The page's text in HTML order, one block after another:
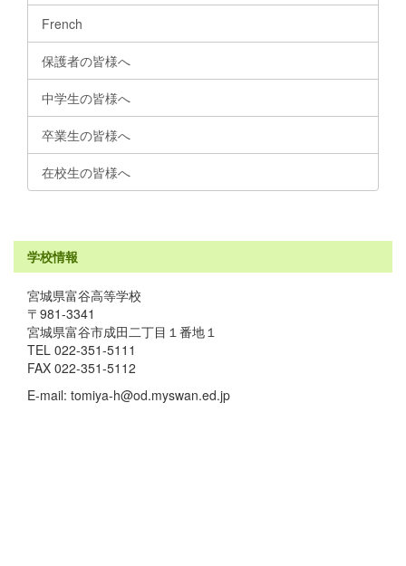
French
保護者の皆様へ
中学生の皆様へ
卒業生の皆様へ
在校生の皆様へ
学校情報
宮城県富谷高等学校
〒981-3341
宮城県富谷市成田二丁目１番地１
TEL 022-351-5111
FAX 022-351-5112
E-mail: tomiya-h@od.myswan.ed.jp